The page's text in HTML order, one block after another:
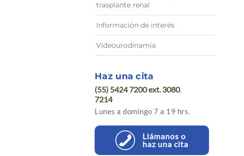
trasplante renal
Información de interés
Videourodinamia
Haz una cita
(55) 5424 7200 ext. 3080,
7214
Lunes a domingo 7 a 19 hrs.
Llámanos o
haz una cita